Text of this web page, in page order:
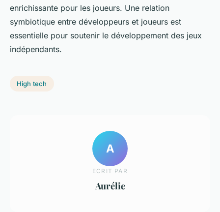
enrichissante pour les joueurs. Une relation
symbiotique entre développeurs et joueurs est
essentielle pour soutenir le développement des jeux
indépendants.
High tech
A
ECRIT PAR
Aurélie